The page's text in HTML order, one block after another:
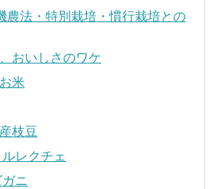
農法・特別栽培・慣行栽培との
おいしさのワケ
米
枝豆
レクチェ
ニ